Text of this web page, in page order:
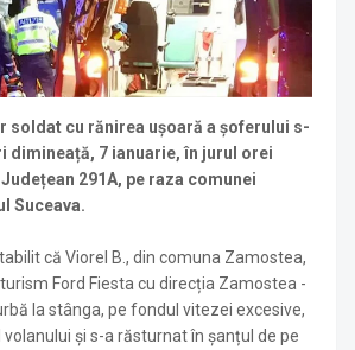
soldat cu rănirea ușoară a șoferului s-
dimineață, 7 ianuarie, în jurul orei
291A, pe raza comunei
Suceava.
că Viorel B., din comuna Zamostea,
Ford Fiesta cu direcția Zamostea -
la stânga, pe fondul vitezei excesive,
și s-a răsturnat în șanțul de pe